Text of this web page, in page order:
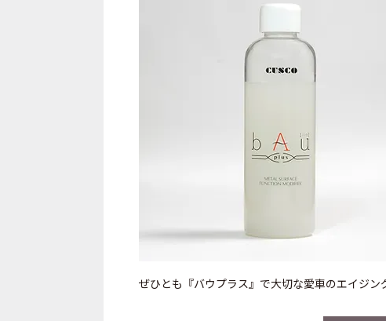
ぜひとも『バウプラス』で大切な愛車のエイジン